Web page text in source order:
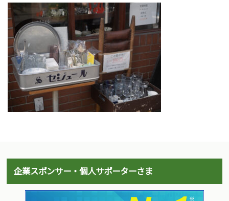
企業スポンサー・個人サポーターさま